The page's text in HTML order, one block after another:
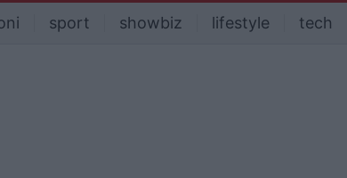
sport showbiz lifestyle tech